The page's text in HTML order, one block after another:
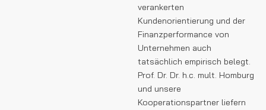
verankerten
Kundenorientierung und der
Finanzperformance von
Unternehmen auch
tatsächlich empirisch belegt.
Prof. Dr. Dr. h.c. mult. Homburg
und unsere
Kooperationspartner liefern